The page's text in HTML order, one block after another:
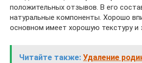
положительных отзывов. В его
натуральные компоненты. Хорошо
основном имеет хорошую текстуру и
Читайте также: Удаление